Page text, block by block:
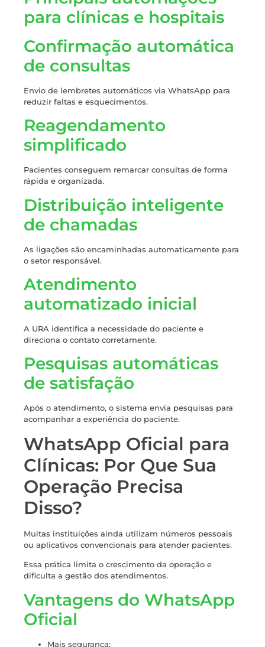
para clínicas e hospitais
Confirmação automática
de consultas
Envio de lembretes automáticos via WhatsApp para
reduzir faltas e esquecimentos.
Reagendamento
simplificado
Pacientes conseguem remarcar consultas de forma
rápida e organizada.
Distribuição inteligente
de chamadas
As ligações são encaminhadas automaticamente para
o setor responsável.
Atendimento
automatizado inicial
A URA identifica a necessidade do paciente e
direciona o contato corretamente.
Pesquisas automáticas
de satisfação
Após o atendimento, o sistema envia pesquisas para
acompanhar a experiência do paciente.
WhatsApp Oficial para
Clínicas: Por Que Sua
Operação Precisa
Disso?
Muitas instituições ainda utilizam números pessoais
ou aplicativos convencionais para atender pacientes.
Essa prática limita o crescimento da operação e
dificulta a gestão dos atendimentos.
Vantagens do WhatsApp
Oficial
Mais segurança;